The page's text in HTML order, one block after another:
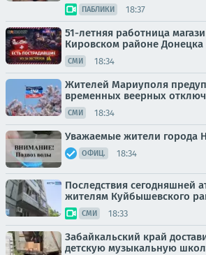
ПАБЛИКИ 18:37
51-летняя работница
Кировском районе Донецка
СМИ 18:34
Жителей Мариуполя
временных веерных
СМИ 18:34
Уважаемые жители города
ОФИЦ. 18:34
Последствия сегодняшней
жителям Куйбышевского
СМИ 18:33
Забайкальский край
детскую музыкальную